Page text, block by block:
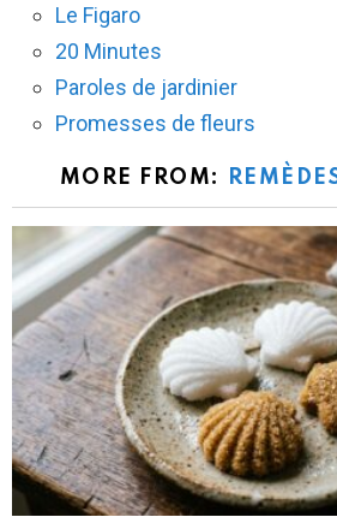
Le Figaro
20 Minutes
Paroles de jardinier
Promesses de fleurs
MORE FROM: